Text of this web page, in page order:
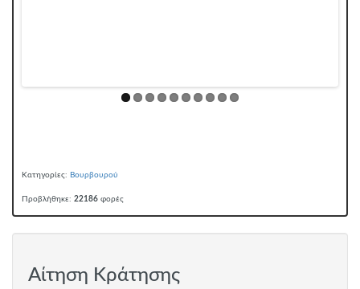
Κατηγορίες: Βουρβουρού
Προβλήθηκε: 22186 φορές
Αίτηση Κράτησης